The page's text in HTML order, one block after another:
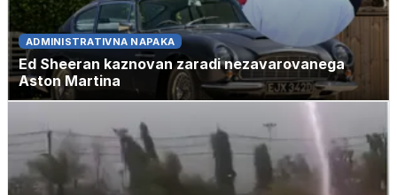
ADMINISTRATIVNA NAPAKA
Ed Sheeran kaznovan zaradi nezavarovanega
Aston Martina